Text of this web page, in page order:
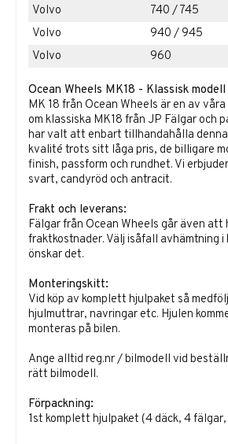
Volvo
740 / 745
Volvo
940 / 945
Volvo
960
Ocean Wheels MK18 - Klassisk
MK 18 från Ocean Wheels är en av
om klassiska MK18 från JP Fälgar
har valt att enbart tillhandahålla
kvalité trots sitt låga pris, de billigare
finish, passform och rundhet. Vi
svart, candyröd och antracit.
Frakt och leverans:
Fälgar från Ocean Wheels går även
fraktkostnader. Välj isåfall avhämtning
önskar det.
Monteringskitt:
Vid köp av komplett hjulpaket så
hjulmuttrar, navringar etc. Hjulen
monteras på bilen.
Ange alltid reg.nr / bilmodell vid
rätt bilmodell.
Förpackning:
1st komplett hjulpaket (4 däck, 4